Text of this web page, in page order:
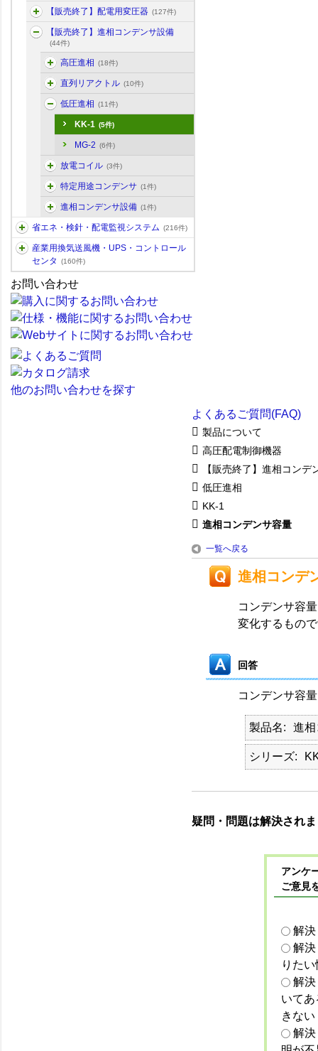
【販売終了】配電用変圧器 (127件)
【販売終了】進相コンデンサ設備
(44件)
高圧進相 (18件)
直列リアクトル (10件)
低圧進相 (11件)
KK-1 (5件)
MG-2 (6件)
放電コイル (3件)
特定用途コンデンサ (1件)
進相コンデンサ設備 (1件)
省エネ・検針・配電監視システム (216件)
産業用換気送風機・UPS・コントロール
センタ
(160件)
お問い合わせ
他のお問い合わせを探す
よくあるご質問(FAQ)
製品について
高圧配電制御機器
【販売終了】進相コンデ
低圧進相
KK-1
進相コンデンサ容量
一覧へ戻る
進相コンデ
コンデンサ容
変化するもの
回答
コンデンサ容
製品名 進
シリーズ
疑問・問題は解決され
アンケ
ご意見
解
解
りた
解
いて
きない
解